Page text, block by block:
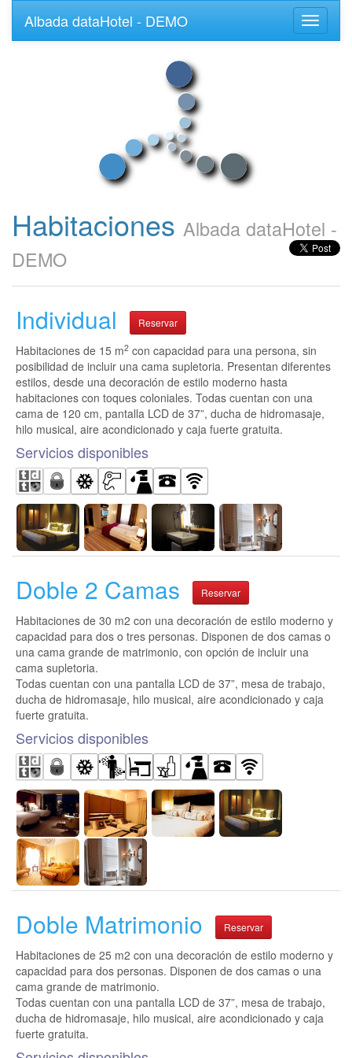
Toggle
Albada dataHotel - DEMO
Habitaciones Albada dataHotel -
DEMO
Individual Reservar
Habitaciones de 15 m2 con capacidad para una persona, sin
posibilidad de incluir una cama supletoria. Presentan diferentes
estilos, desde una decoración de estilo moderno hasta
habitaciones con toques coloniales. Todas cuentan con una
cama de 120 cm, pantalla LCD de 37”, ducha de hidromasaje,
hilo musical, aire acondicionado y caja fuerte gratuita.
Servicios disponibles
Doble 2 Camas Reservar
Habitaciones de 30 m2 con una decoración de estilo moderno y
capacidad para dos o tres personas. Disponen de dos camas o
una cama grande de matrimonio, con opción de incluir una
cama supletoria.
Todas cuentan con una pantalla LCD de 37”, mesa de trabajo,
ducha de hidromasaje, hilo musical, aire acondicionado y caja
fuerte gratuita.
Servicios disponibles
Doble Matrimonio Reservar
Habitaciones de 25 m2 con una decoración de estilo moderno y
capacidad para dos personas. Disponen de dos camas o una
cama grande de matrimonio.
Todas cuentan con una pantalla LCD de 37”, mesa de trabajo,
ducha de hidromasaje, hilo musical, aire acondicionado y caja
fuerte gratuita.